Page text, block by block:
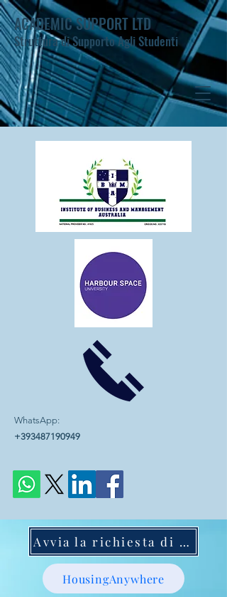
WhatsApp:
+393487190949
ACADEMIC SUPPORT LTD
Struttura di Supporto Agli Studenti
Avvia la richiesta di mentoring
HousingAnywhere